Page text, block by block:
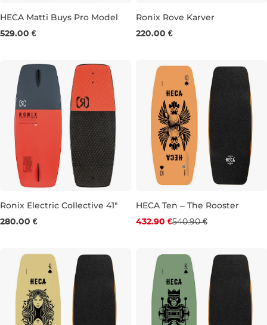
HECA Matti Buys Pro Model
529.00 €
Ronix Rove Karver
220.00 €
Ronix Electric Collective 41"
280.00 € Zľava -20 %
HECA Ten – The Rooster
432.90 €540.90 €